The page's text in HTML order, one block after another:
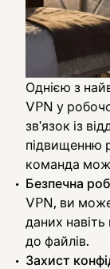
Однією з
VPN у
зв'язок із
підвищенню
команда
Безпечна
VPN, ви
даних навіть
до файлів.
Захист